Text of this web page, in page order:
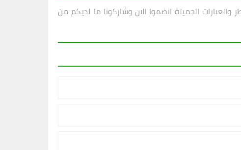
الجميلة انضموا الان وشاركونا ما لديكم من